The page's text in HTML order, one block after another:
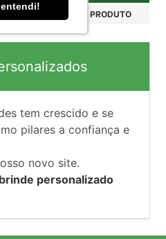
COMPARAR PRODUTO
tem crescido e se
pilares a confiança e
novo site.
brinde personalizado